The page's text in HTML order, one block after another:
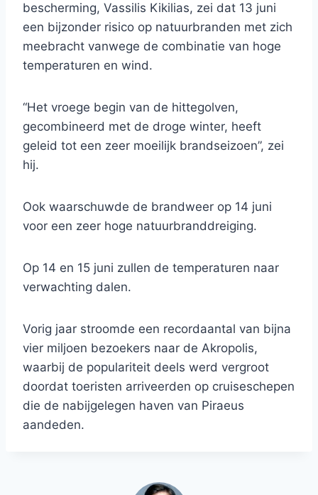
bescherming, Vassilis Kikilias, zei dat 13 juni
een bijzonder risico op natuurbranden met zich
meebracht vanwege de combinatie van hoge
temperaturen en wind.
“Het vroege begin van de hittegolven,
gecombineerd met de droge winter, heeft
geleid tot een zeer moeilijk brandseizoen”, zei
hij.
Ook waarschuwde de brandweer op 14 juni
voor een zeer hoge natuurbranddreiging.
Op 14 en 15 juni zullen de temperaturen naar
verwachting dalen.
Vorig jaar stroomde een recordaantal van bijna
vier miljoen bezoekers naar de Akropolis,
waarbij de populariteit deels werd vergroot
doordat toeristen arriveerden op cruiseschepen
die de nabijgelegen haven van Piraeus
aandeden.